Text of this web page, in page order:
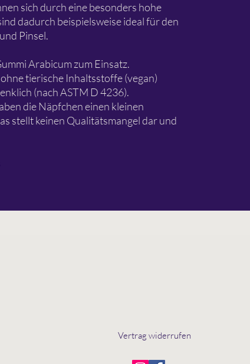
sich durch eine besonders hohe
dadurch beispielsweise ideal für den
Pinsel.
Arabicum zum Einsatz.
tierische Inhaltsstoffe (vegan)
(nach ASTM D 4236).
die Näpfchen einen kleinen
stellt keinen Qualitätsmangel dar und
Vertrag widerrufen